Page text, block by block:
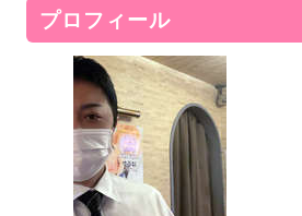
メール
s-
プロフィール